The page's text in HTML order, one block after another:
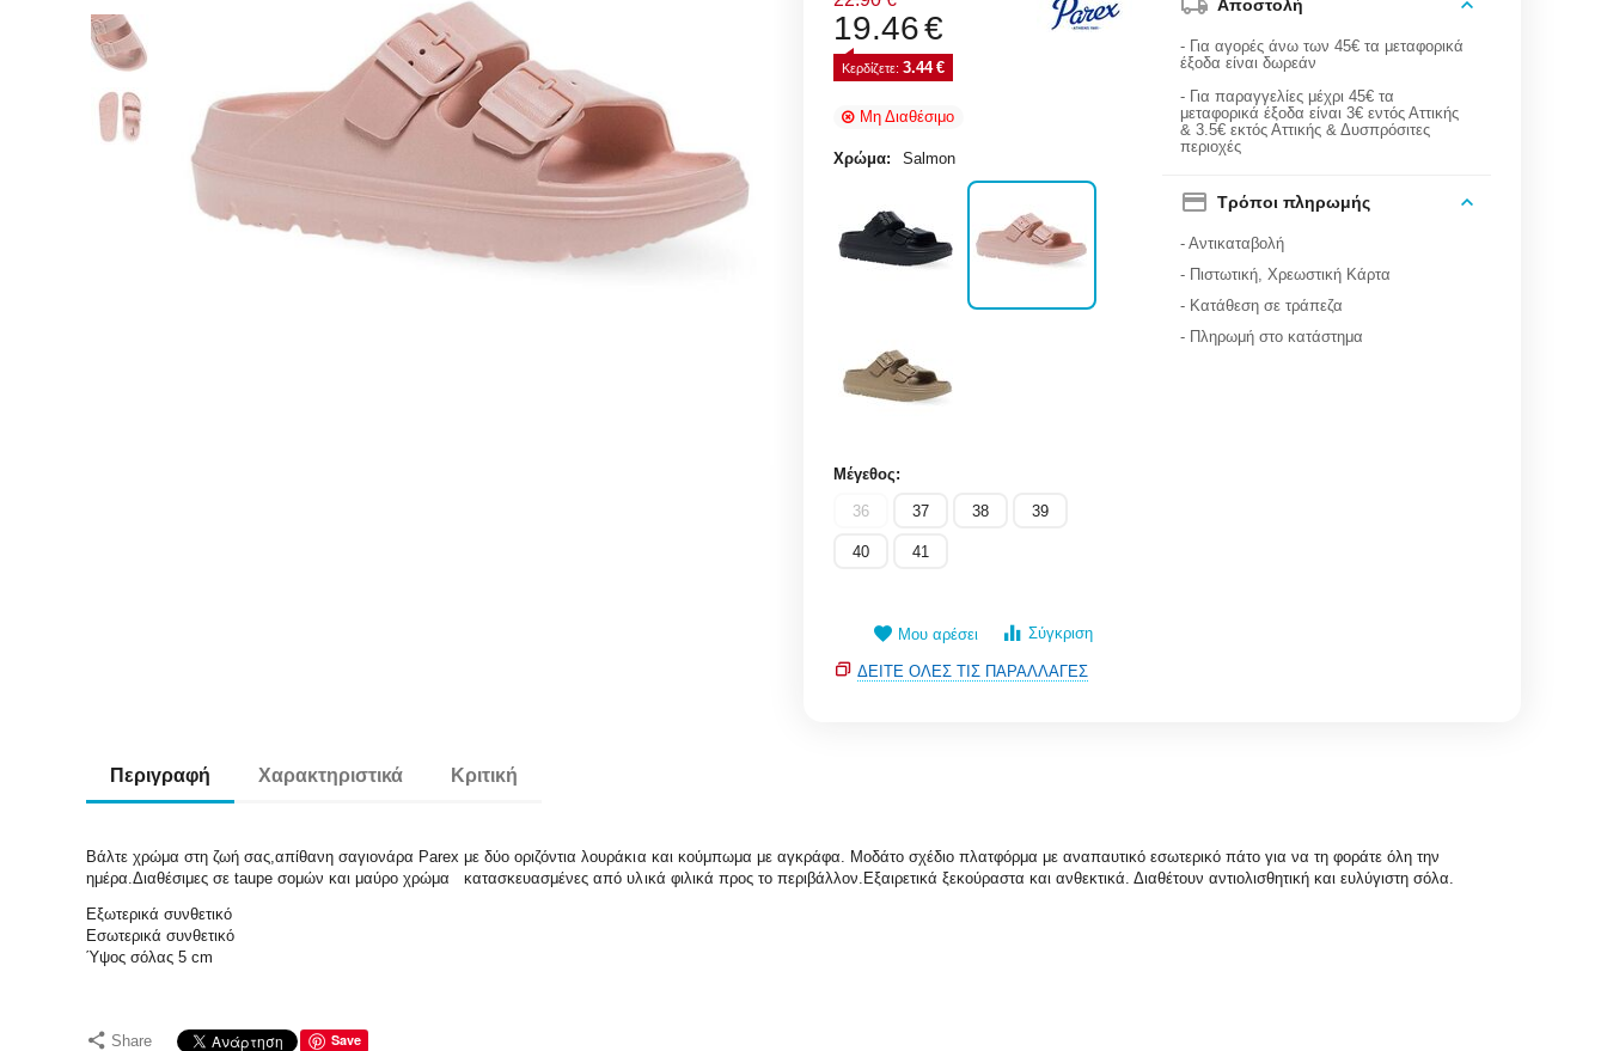
19.46€
Κερδίζετε: 3.44 €
Μη Διαθέσιμο
Χρώμα: Salmon
Μέγεθος:
36 37 38 39
40 41
Μου αρέσει Σύγκριση
Αποστολή
- Για αγορές άνω των 45€ τα μεταφορικά
έξοδα είναι δωρεάν
- Για παραγγελίες μέχρι 45€ τα
μεταφορικά έξοδα είναι 3€ εντός Αττικής
& 3.5€ εκτός Αττικής & Δυσπρόσιτες
περιοχές
Τρόποι πληρωμής
- Αντικαταβολή
- Πιστωτική, Χρεωστική Κάρτα
- Κατάθεση σε τράπεζα
- Πληρωμή στο κατάστημα
ΔΕΊΤΕ ΌΛΕΣ ΤΙΣ ΠΑΡΑΛΛΑΓΈΣ
Περιγραφή Χαρακτηριστικά Κριτική
Βάλτε χρώμα στη ζωή σας,απίθανη σαγιονάρα Parex με δύο οριζόντια λουράκια και κούμπωμα με αγκράφα. Μοδάτο σχέδιο πλατφόρμα με αναπαυτικό εσωτερικό πάτο για να τη φοράτε όλη την
ημέρα.Διαθέσιμες σε taupe σομών και μαύρο χρώμα κατασκευασμένες από υλικά φιλικά προς το περιβάλλον.Εξαιρετικά ξεκούραστα και ανθεκτικά. Διαθέτουν αντιολισθητική και ευλύγιστη σόλα.
Εξωτερικά συνθετικό
Εσωτερικά συνθετικό
Ύψος σόλας 5 cm
Share Save